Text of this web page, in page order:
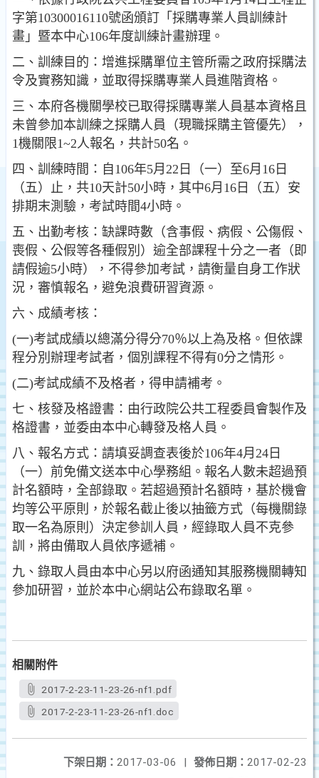
字第10300016110號函頒訂「採購專業人員訓練計
畫」暨本中心106年度訓練計畫辦理。
二、訓練目的：增進採購單位主管所需之政府採購法
令及實務知識，並取得採購專業人員進階資格。
三、本府各機關學校已取得採購專業人員基本資格且
未曾參加本訓練之採購人員（現職採購主管優先），
1機關限1~2人報名，共計50名。
四、訓練時間：自106年5月22日（一）至6月16日
（五）止，共10天計50小時，其中6月16日（五）安
排期末測驗，考試時間4小時。
五、出勤考核：缺課時數（含事假、病假、公傷假、
喪假、公假等各種假別）逾全部課程十分之一者（即
請假逾5小時），不得參加考試，請衡量自身工作狀
況，審慎報名，避免浪費研習資源。
六、成績考核：
(一)考試成績以總滿分得分70％以上為及格。但依課
程分別辦理考試者，個別課程不得有0分之情形。
(二)考試成績不及格者，得申請補考。
七、核發及格證書：由行政院公共工程委員會製作及
格證書，並委由本中心轉發及格人員。
八、報名方式：請填妥調查表後於106年4月24日
（一）前免備文送本中心學務組。報名人數未超過預
計名額時，全部錄取。若超過預計名額時，基於機會
均等公平原則，於報名截止後以抽籤方式（每機關錄
取一名為原則）決定參訓人員，經錄取人員不克參
訓，將由備取人員依序遞補。
九、錄取人員由本中心另以府函通知其服務機關轉知
參加研習，並於本中心網站公布錄取名單。
相關附件
2017-2-23-11-23-26-nf1.pdf
2017-2-23-11-23-26-nf1.doc
發佈日期： 2017-02-23
下架日期： 2017-03-06
|